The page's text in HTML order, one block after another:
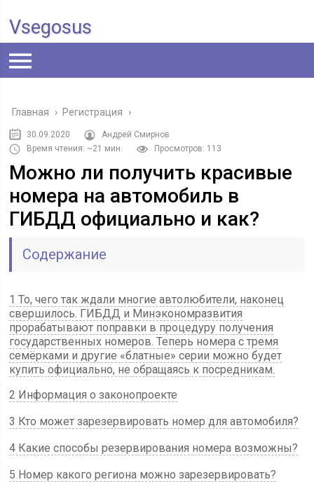
Vsegosus
Главная › Регистрация ›
30.09.2020
Андрей Смирнов
Время чтения: ~21 мин.
Просмотров: 113
Можно ли получить красивые
номера на автомобиль в
ГИБДД официально и как?
Содержание
1 То, чего так ждали многие автолюбители, наконец
свершилось. ГИБДД и Минэкономразвития
прорабатывают поправки в процедуру получения
государственных номеров. Теперь номера с тремя
семёрками и другие «блатные» серии можно будет
купить официально, не обращаясь к посредникам.
2 Информация о законопроекте
3 Кто может зарезервировать номер для автомобиля?
4 Какие способы резервирования номера возможны?
5 Номер какого региона можно зарезервировать?